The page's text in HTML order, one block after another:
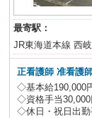
最寄駅：
JR東海道本線 西
正看護師 准看護
◇基本給190,000
◇資格手当30,000
◇休日・祝日出勤